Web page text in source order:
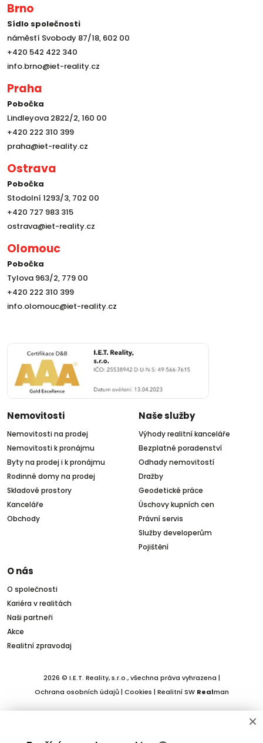
Brno
Sídlo společnosti
náměstí Svobody 87/18, 602 00
+420 542 422 340
info.brno@iet-reality.cz
Praha
Pobočka
Lindleyova 2822/2, 160 00
+420 222 310 399
praha@iet-reality.cz
Ostrava
Pobočka
Stodolní 1293/3, 702 00
+420 727 983 315
ostrava@iet-reality.cz
Olomouc
Pobočka
Tylova 963/2, 779 00
+420 222 310 399
info.olomouc@iet-reality.cz
Nemovitosti
Nemovitosti na prodej
Nemovitosti k pronájmu
Byty na prodej i k pronájmu
Rodinné domy na prodej
Skladové prostory
Kanceláře
Obchody
Naše služby
Výhody realitní kanceláře
Bezplatné poradenství
Odhady nemovitostí
Dražby
Geodetické práce
Úschovy kupních cen
Právní servis
Služby developerům
Pojištění
O nás
O společnosti
Kariéra v realitách
Naši partneři
Akce
Realitní zpravodaj
2026 © I.E.T. Reality, s.r.o., všechna práva vyhrazena |
Ochrana osobních údajů| Cookies | Realitní SW Realman
×